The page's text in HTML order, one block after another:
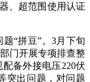
、超范围使用认证
“拼豆”。3月下旬
门开展专项排查整
备外接电压220伏
突出问题，对问题